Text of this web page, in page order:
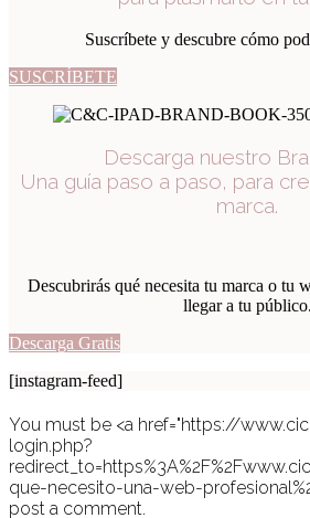
Suscríbete y descubre cómo
SUSCRÍBETE
Descarga nuestro
Una guía paso a paso, para
marca.
Descubrirás qué necesita tu marca o tu
llegar a tu público.
Descarga Gratis
[instagram-feed]
You must be <a href="https://
login.php?
que-necesito-una-web-
post a comment.